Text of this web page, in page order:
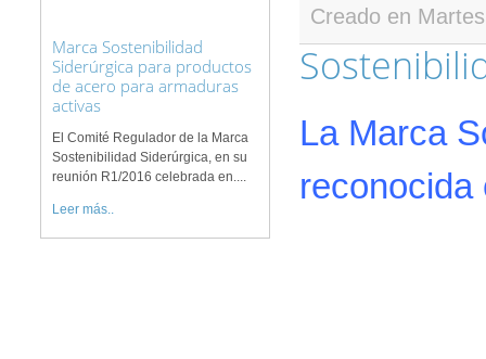
Marca Sostenibilidad
Siderúrgica para productos
de acero para armaduras
activas
El Comité Regulador de la Marca
Sostenibilidad Siderúrgica, en su
reunión R1/2016 celebrada en....
Leer más..
Creado en
La Marca
reconocida